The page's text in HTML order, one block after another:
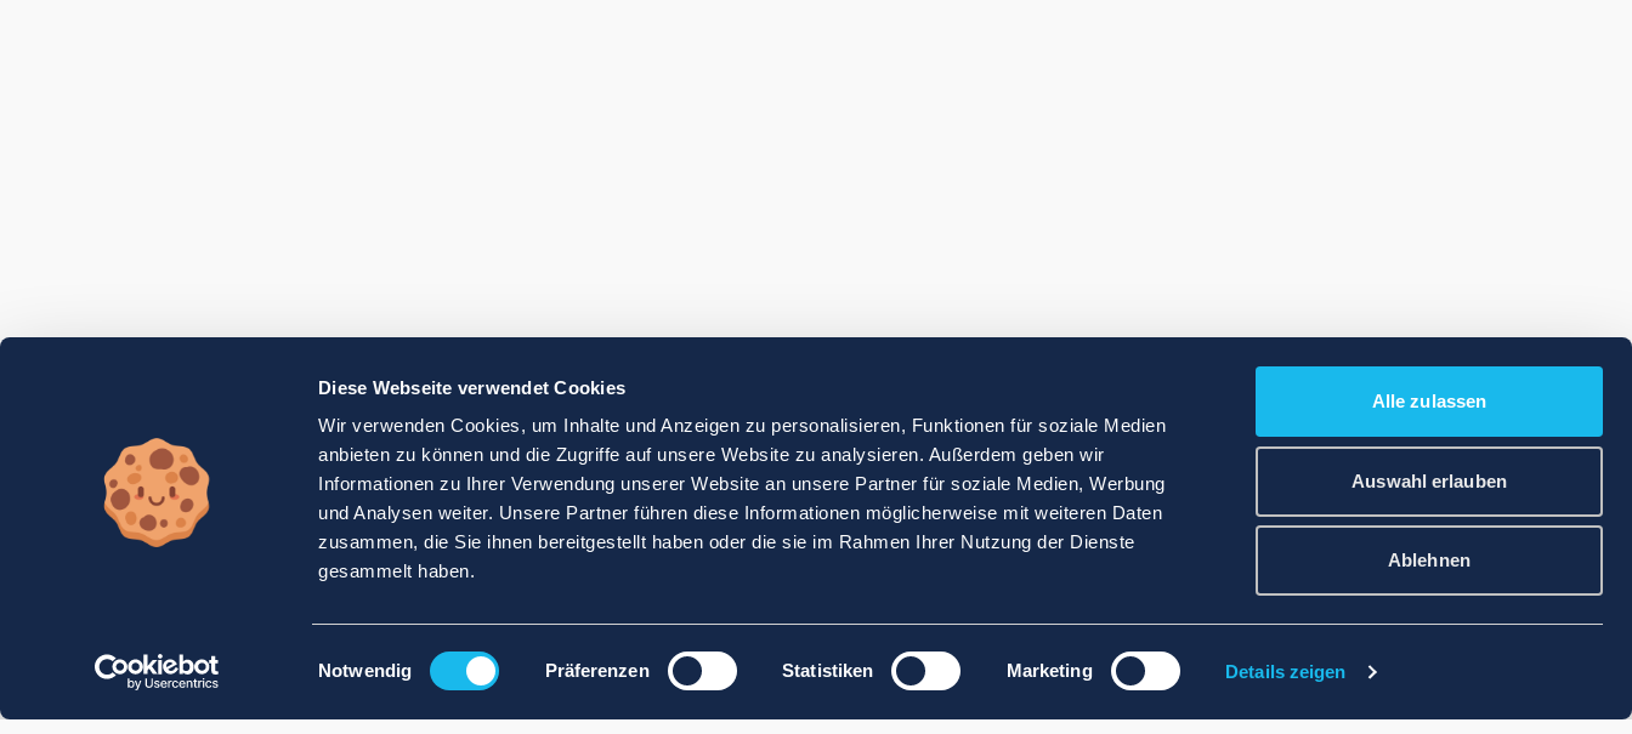
Diese Webseite verwendet Cookies
Wir verwenden Cookies, um Inhalte und Anzeigen zu personalisieren, Funktionen für soziale Medien
anbieten zu können und die Zugriffe auf unsere Website zu analysieren. Außerdem geben wir
Informationen zu Ihrer Verwendung unserer Website an unsere Partner für soziale Medien, Werbung
und Analysen weiter. Unsere Partner führen diese Informationen möglicherweise mit weiteren Daten
zusammen, die Sie ihnen bereitgestellt haben oder die sie im Rahmen Ihrer Nutzung der Dienste
gesammelt haben.
Einwilligungsauswahl
Notwendig Präferenzen Statistiken Marketing Details zeigen
Alle zulassen
Auswahl erlauben
Ablehnen